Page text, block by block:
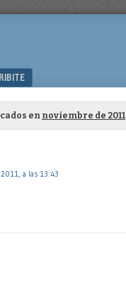
en noviembre de 2011
a las 13:43